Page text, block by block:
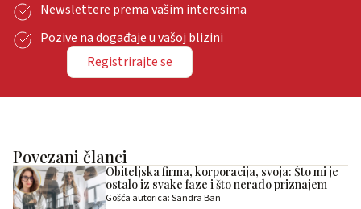
Newslettere prema vašim interesima
Pozive na događaje u vašoj blizini
Registrirajte se
Povezani članci
Obiteljska firma, korporacija, svoja: Što mi je
ostalo iz svake faze i što nerado priznajem
Gošća autorica: Sandra Ban